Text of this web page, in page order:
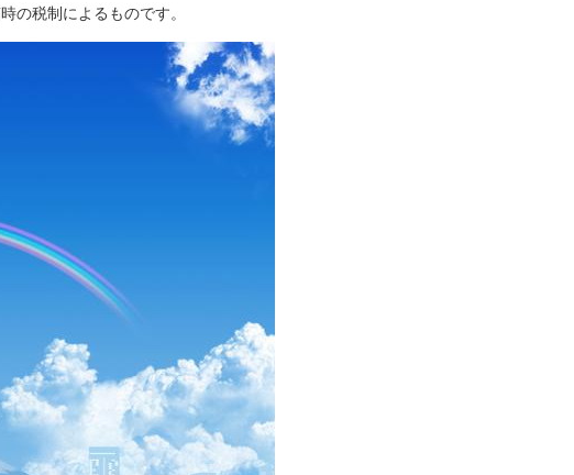
の税制によるものです。